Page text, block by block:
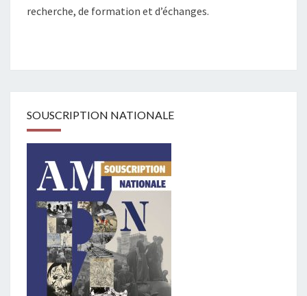
recherche, de formation et d’échanges.
SOUSCRIPTION NATIONALE